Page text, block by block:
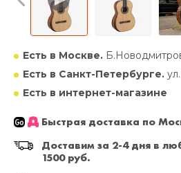
Есть в Москве.
Есть в Санкт-Петербурге.
Есть в интернет-магазине
Быстрая доставка по
Доставим за 2-4 дня в
1500 руб.